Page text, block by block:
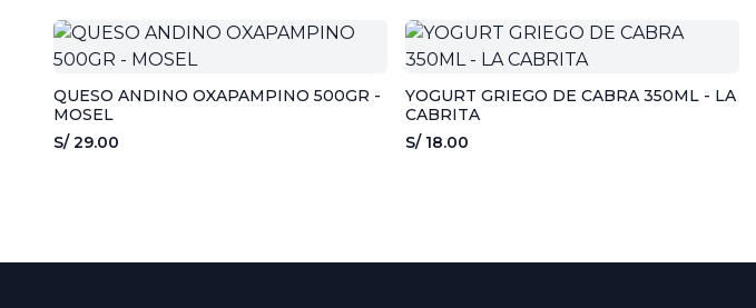
QUESO ANDINO OXAPAMPINO 500GR -
MOSEL
S/ 29.00
YOGURT GRIEGO DE CABRA 350ML - LA
CABRITA
S/ 18.00